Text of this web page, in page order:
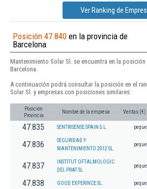
Ver Ranking de
Posición 47.840 en la provincia de
Barcelona
Mantenimiento Solar Sl. se encuentra en la posición
Barcelona.
A continuación podrá consultar la posición en el
Solar Sl. y empresas con posiciones similares:
Posición
Provincia
Nombre de la empresa Ventas (€)
47.835 SENTRISENSE SPAIN S.L.
47.836
SEGURIDAD Y
MANTENIMIENTO 2012 SL.
47.837
INSTITUT OFTALMOLOGIC
DEL PRAT SL
47.838 GOOD EXPERINCE SL.